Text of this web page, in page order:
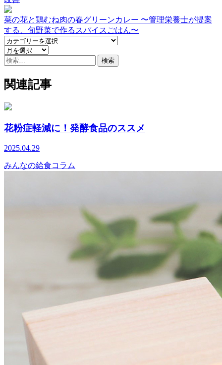
菜の花と鶏むね肉の春グリーンカレー 〜管理栄養士が提案
する、旬野菜で作るスパイスごはん〜
検
関連記事
花粉症軽減に！発酵食品のススメ
2025.04.29
みんなの給食コラム